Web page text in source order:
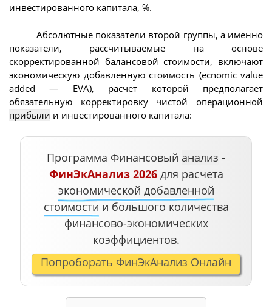
инвестированного капитала, %.
Абсолютные показатели второй группы, а именно
показатели, рассчитываемые на основе
скорректированной балансовой стоимости, включают
экономическую добавленную стоимость (ecnomic value
added — EVA), расчет которой предполагает
обязательную корректировку чистой операционной
прибыли и инвестированного капитала:
Программа Финансовый анализ -
ФинЭкАнализ 2026для расчета
экономической добавленной
стоимости и большого количества
финансово-экономических
коэффициентов.
Попроборать ФинЭкАнализ Онлайн